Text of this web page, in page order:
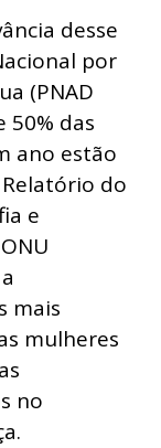
desse
por
(PNAD
50% das
ano estão
do
e
mais
mulheres
no